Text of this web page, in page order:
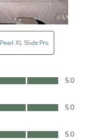
Pearl XL Slide Pro
5.0
5.0
5.0